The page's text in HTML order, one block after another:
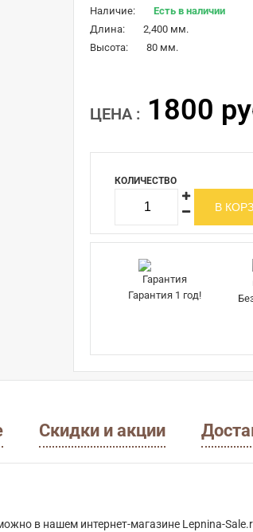
Наличие:
Есть в наличии
Длина:
2,400 мм.
Высота:
80 мм.
ЦЕНА : 1800
КОЛИЧЕСТВО
Гарантия 1 год!
Скидки и акции
в нашем интернет-магазине Lepnina-